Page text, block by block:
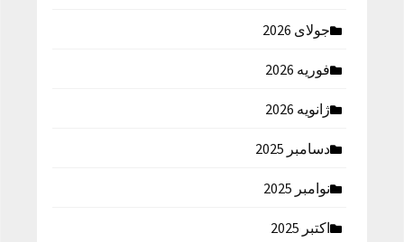
جولای 2026
فوریه 2026
ژانویه 2026
دسامبر 2025
نوامبر 2025
اکتبر 2025